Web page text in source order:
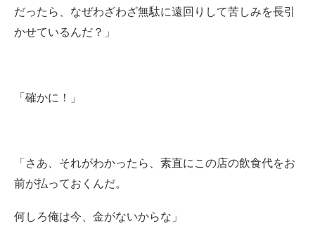
だったら、なぜわざわざ無駄に遠回りして苦しみを長引
かせているんだ？」
「確かに！ 」
「さあ、それがわかったら、素直にこの店の飲食代をお
前が払っておくんだ。
何しろ俺は今、金がないからな」